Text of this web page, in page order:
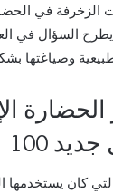
في
السؤال في
وصياغتها بشكل
100
التي كان